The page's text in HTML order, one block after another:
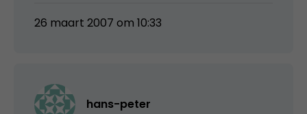
26 maart 2007 om 10:33
hans-peter